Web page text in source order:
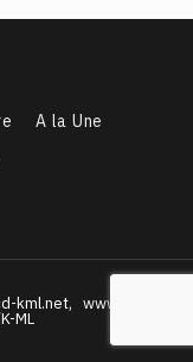
A la Une
kml.net, www.rcd-
ML